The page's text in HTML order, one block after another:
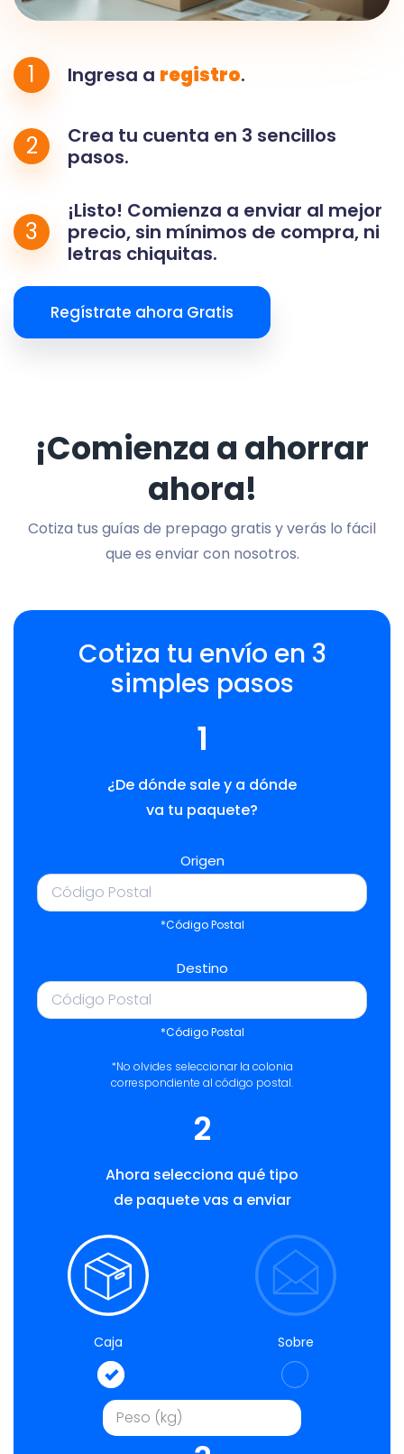
1 Ingresa a registro.
2
Crea tu cuenta en 3 sencillos
pasos.
3
¡Listo! Comienza a enviar al mejor
precio, sin mínimos de compra, ni
letras chiquitas.
Regístrate ahora Gratis
¡Comienza a ahorrar
ahora!
Cotiza tus guías de prepago gratis y verás lo fácil
que es enviar con nosotros.
Cotiza tu envío en 3
simples pasos
1
¿De dónde sale y a dónde
va tu paquete?
Origen
*Código Postal
Destino
*Código Postal
*No olvides seleccionar la colonia
correspondiente al código postal.
2
Ahora selecciona qué tipo
de paquete vas a enviar
Caja Sobre